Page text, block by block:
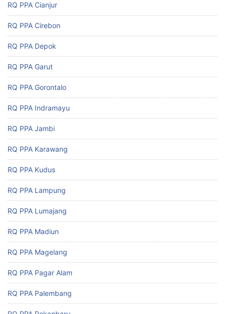
RQ PPA Cianjur
RQ PPA Cirebon
RQ PPA Depok
RQ PPA Garut
RQ PPA Gorontalo
RQ PPA Indramayu
RQ PPA Jambi
RQ PPA Karawang
RQ PPA Kudus
RQ PPA Lampung
RQ PPA Lumajang
RQ PPA Madiun
RQ PPA Magelang
RQ PPA Pagar Alam
RQ PPA Palembang